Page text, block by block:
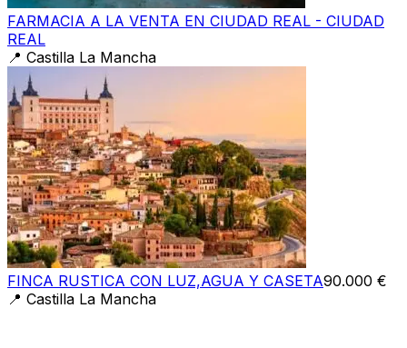
FARMACIA A LA VENTA EN CIUDAD REAL - CIUDAD
REAL
📍 Castilla La Mancha
FINCA RUSTICA CON LUZ,AGUA Y CASETA90.000 €
📍 Castilla La Mancha